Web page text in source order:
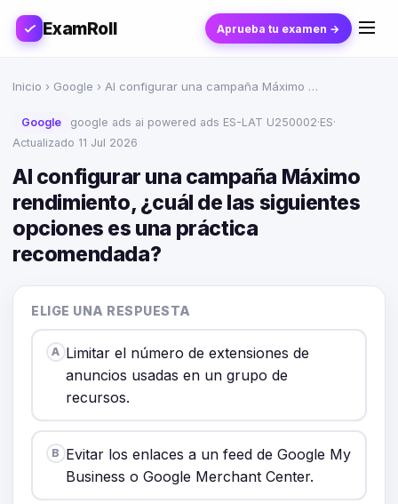
ExamRoll Aprueba tu examen →
Inicio › Google › Al configurar una campaña Máximo …
Google google ads ai powered ads ES-LAT U250002·ES·
Actualizado 11 Jul 2026
Al configurar una campaña Máximo
rendimiento, ¿cuál de las siguientes
opciones es una práctica
recomendada?
ELIGE UNA RESPUESTA
A Limitar el número de extensiones de
anuncios usadas en un grupo de
recursos.
B Evitar los enlaces a un feed de Google My
Business o Google Merchant Center.